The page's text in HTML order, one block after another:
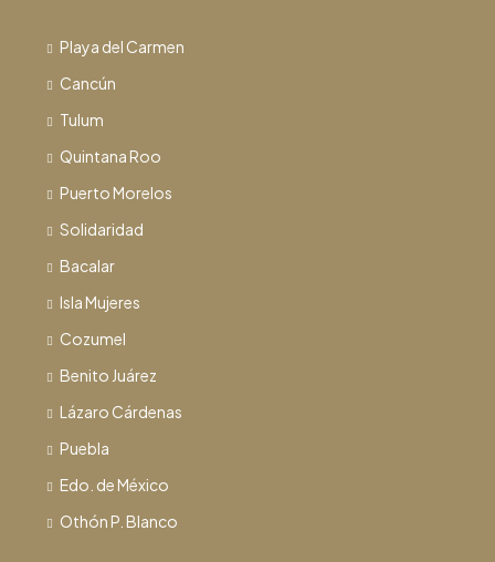
Playa del Carmen
Cancún
Tulum
Quintana Roo
Puerto Morelos
Solidaridad
Bacalar
Isla Mujeres
Cozumel
Benito Juárez
Lázaro Cárdenas
Puebla
Edo. de México
Othón P. Blanco